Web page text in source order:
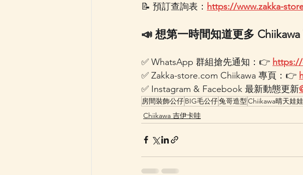
📝 預訂查詢表： https://www.zakka-
📣 想第一時間知道更多
✅ WhatsApp 群組搶先通知：👉 https://
✅ Zakka-store.com Chiikawa 專頁：👉
✅ Instagram & Facebook 最新動態更新
房間裝飾公仔BIG毛公仔兔哥造型Chiikawa晴天娃娃
Chiikawa 吉伊卡哇